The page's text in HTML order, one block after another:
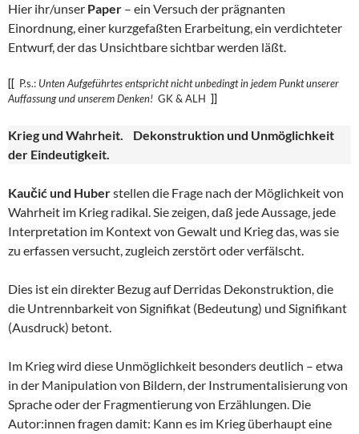
Hier ihr/unser Paper – ein Versuch der prägnanten
Einordnung, einer kurzgefaßten Erarbeitung, ein verdichteter
Entwurf, der das Unsichtbare sichtbar werden läßt.
[[ P.s.: Unten Aufgeführtes entspricht nicht unbedingt in jedem Punkt unserer
Auffassung und unseremDenken! GK & ALH ]]
Krieg und Wahrheit. Dekonstruktion und Unmöglichkeit
der Eindeutigkeit.
Kaučić und Huberstellen die Frage nach der Möglichkeit von
Wahrheit im Krieg radikal. Sie zeigen, daß jede Aussage, jede
Interpretation im Kontext von Gewalt und Krieg das, was sie
zu erfassen versucht, zugleich zerstört oder verfälscht.
Dies ist ein direkter Bezug auf Derridas Dekonstruktion, die
die Untrennbarkeit von Signifikat (Bedeutung) und Signifikant
(Ausdruck) betont.
Im Krieg wird diese Unmöglichkeit besonders deutlich – etwa
in der Manipulation von Bildern, der Instrumentalisierung von
Sprache oder der Fragmentierung von Erzählungen. Die
Autor:innen fragen damit: Kann es im Krieg überhaupt eine